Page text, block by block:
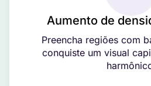
Aumento de
Preencha regiões com
conquiste um visual